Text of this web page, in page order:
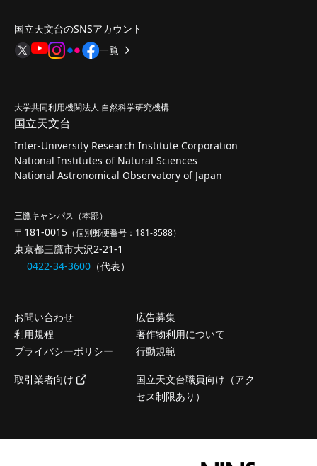
国立天文台のSNSアカウント
一覧
大学共同利用機関法人 自然科学研究機構
国立天文台
Inter-University Research Institute Corporation
National Institutes of Natural Sciences
National Astronomical Observatory of Japan
三鷹キャンパス（本部）
〒181-0015 （個別郵便番号：181-8588）
東京都三鷹市大沢2-21-1
0422-34-3600 （代表）
お問い合わせ
広告募集
利用規程
著作物利用について
プライバシーポリシー
行動規範
取引業者向け
国立天文台職員向け（アク
セス制限あり）